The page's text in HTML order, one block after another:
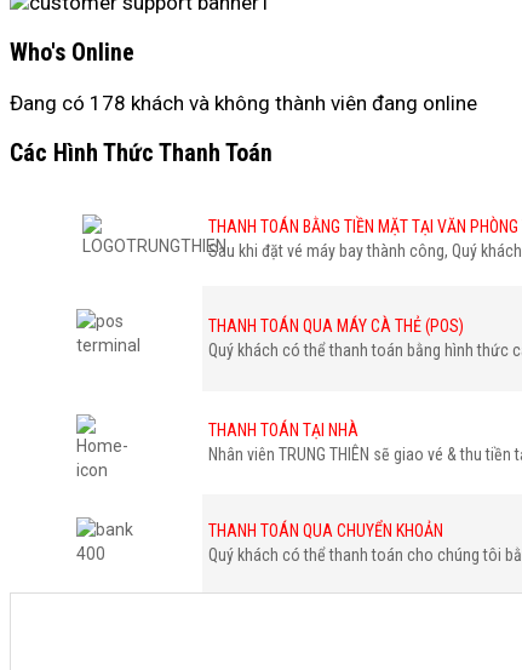
Who's Online
Đang có 178 khách và không thành viên đang online
Các Hình Thức Thanh Toán
THANH TOÁN BẰNG TIỀN MẶT TẠI VĂN PHÒNG
Sau khi đặt vé máy bay thành công, Quý
THANH TOÁN QUA MÁY CÀ THẺ (POS)
Quý khách có thể thanh toán bằng hình thức
THANH TOÁN TẠI NHÀ
Nhân viên TRUNG THIÊN sẽ giao vé & thu
THANH TOÁN QUA CHUYỂN KHOẢN
Quý khách có thể thanh toán cho chúng tôi